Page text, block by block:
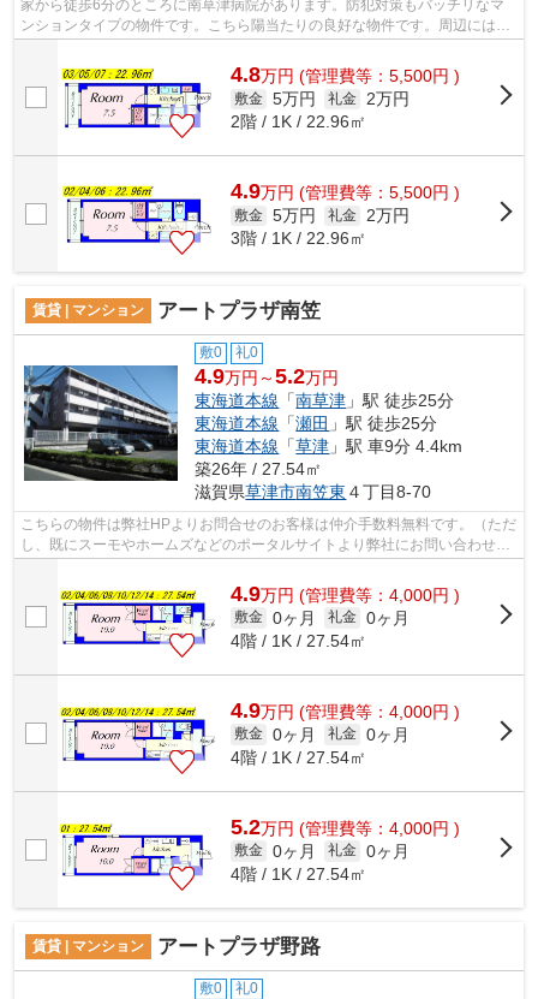
家から徒歩6分のところに南草津病院があります。防犯対策もバッチリなマ
ンションタイプの物件です。こちら陽当たりの良好な物件です。周辺には、
4.8万円 (管理費等：5,500円 )
敷金 5万円 礼金
2万円
2階 / 1K / 22.96㎡
4.9万円 (管理費等：5,500円 )
敷金 5万円 礼金
2万円
3階 / 1K / 22.96㎡
賃貸 | マンション アートプラザ南笠
敷0 礼0
4.9万円～5.2万円
東海道本線 「南草津 」駅 徒歩25分
東海道本線 「瀬田 」駅 徒歩25分
東海道本線 「草津 」駅 車9分 4.4km
築26年 / 27.54㎡
滋賀県草津市南笠東 ４丁目8-70
こちらの物件は弊社HPよりお問合せのお客様は仲介手数料無料です。（ただ
し、既にスーモやホームズなどのポータルサイトより弊社にお問い合わせを
4.9万円 (管理費等：4,000円 )
敷金 0ヶ月 礼金 0ヶ月
4階 / 1K / 27.54㎡
4.9万円 (管理費等：4,000円 )
敷金 0ヶ月 礼金 0ヶ月
4階 / 1K / 27.54㎡
5.2万円 (管理費等：4,000円 )
敷金 0ヶ月 礼金 0ヶ月
4階 / 1K / 27.54㎡
賃貸 | マンション アートプラザ野路
敷0 礼0